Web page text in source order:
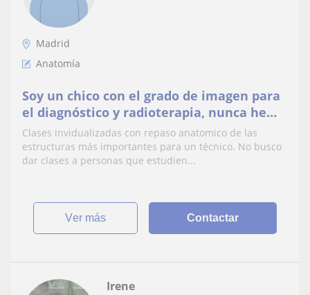
Madrid
Anatomía
Soy un chico con el grado de imagen para
el diagnóstico y radioterapia, nunca he
dado clase pero siempre me ha gustado
enselar
Clases invidualizadas con repaso anatomico de las
estructuras más importantes para un técnico. No busco
dar clases a personas que estudien...
ver más Contactar
Irene